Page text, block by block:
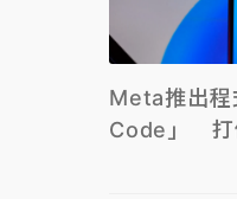
Meta推出程
Code」 打